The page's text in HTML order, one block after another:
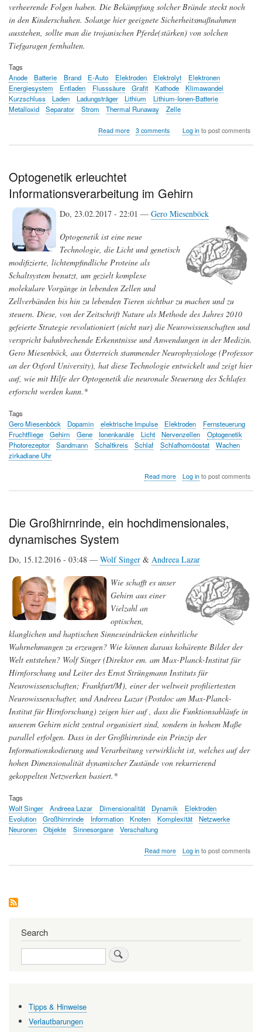
verheerende Folgen haben. Die Bekämpfung solcher Brände steckt noch
in den Kinderschuhen. Solange hier geeignete Sicherheitsmaßnahmen
ausstehen, sollte man die trojanischen Pferde(stärken) von solchen
Tiefgaragen fernhalten.
Tags
Anode
Batterie Brand E-Auto Elektroden Elektrolyt
Elektronen
Energiesystem
Entladen Flusssäure Grafit Kathode
Klimawandel
Kurzschluss
Laden Ladungsträger Lithium
Lithium-Ionen-Batterie
Metalloxid
Separator Strom Thermal Runaway Zelle
Read moreabout
wenn
das
E-
Auto
3 comments Log into post comments
Optogenetik erleuchtet
Informationsverarbeitung im Gehirn
Do, 23.02.2017 - 22:01 — Gero Miesenböck
Optogenetik ist eine neue
Technologie, die Licht und genetisch
modifizierte, lichtempfindliche Proteine als
Schaltsystem benutzt, um gezielt komplexe
molekulare Vorgänge in lebenden Zellen und
Zellverbänden bis hin zu lebenden Tieren sichtbar zu machen und zu
steuern. Diese, von der Zeitschrift Nature als Methode des Jahres 2010
gefeierte Strategie revolutioniert (nicht nur) die Neurowissenschaften und
verspricht bahnbrechende Erkenntnisse und Anwendungen in der Medizin.
Gero Miesenböck, aus Österreich stammender Neurophysiologe (Professor
an der Oxford University), hat diese Technologie entwickelt und zeigt hier
auf, wie mit Hilfe der Optogenetik die neuronale Steuerung des Schlafes
erforscht werden kann.*
Tags
Gero Miesenböck
Dopamin elektrische Impulse Elektroden
Fernsteuerung
Fruchtfliege
Gehirn Gene Ionenkanäle Licht Nervenzellen
Optogenetik
Photorezeptor
Sandmann Schaltkreis Schlaf Schlafhomöostat
Wachen
zirkadiane Uhr
Read moreabout
Gehirn
Log into post comments
Die Großhirnrinde, ein hochdimensionales,
dynamisches System
Do, 15.12.2016 - 03:48 — Wolf Singer & Andreea Lazar
Wie schafft es unser
Gehirn aus einer
Vielzahl an
optischen,
klanglichen und haptischen Sinneseindrücken einheitliche
Wahrnehmungen zu erzeugen? Wie können daraus kohärente Bilder der
Welt entstehen? Wolf Singer (Direktor em. am Max-Planck-Institut für
Hirnforschung und Leiter des Ernst Strüngmann Instituts für
Neurowissenschaften; Frankfurt/M), einer der weltweit profiliertesten
Neurowissenschafter, und Andreea Lazar (Postdoc am Max-Planck-
Institut für Hirnforschung) zeigen hier auf , dass die Funktionsabläufe in
unserem Gehirn nicht zentral organisiert sind, sondern in hohem Maße
parallel erfolgen. Dass in der Großhirnrinde ein Prinzip der
Informationskodierung und Verarbeitung verwirklicht ist, welches auf der
hohen Dimensionalität dynamischer Zustände von rekurrierend
gekoppelten Netzwerken basiert.*
Tags
Wolf Singer
Andreea Lazar Dimensionalität Dynamik
Elektroden
Evolution
Großhirnrinde Information Knoten Komplexität
Netzwerke
Neuronen
Objekte Sinnesorgane Verschaltung
Read moreabout
Log into post comments
Search
Search
Tipps & Hinweise
Verlautbarungen